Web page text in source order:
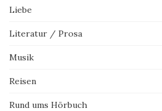
Liebe
Literatur / Prosa
Musik
Reisen
Rund ums Hörbuch